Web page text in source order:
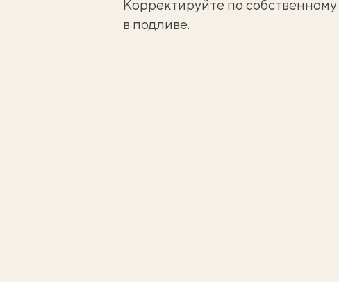
Корректируйте по
в подливе.